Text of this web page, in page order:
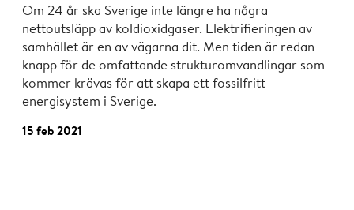
Om 24 år ska Sverige inte längre ha några
nettoutsläpp av koldioxidgaser. Elektrifieringen av
samhället är en av vägarna dit. Men tiden är redan
knapp för de omfattande strukturomvandlingar som
kommer krävas för att skapa ett fossilfritt
energisystem i Sverige.
15 feb 2021